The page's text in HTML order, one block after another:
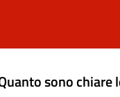
sono chiare